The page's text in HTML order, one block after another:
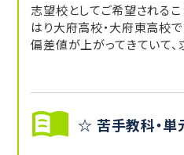
志望校としてご希望される
はり大府高校・大府東高校
偏差値が上がってきていて
その他の公立高校も、完全
活かし、生徒さんの志望校
や弱点克服、過去問演習など
☆ 苦手教科・